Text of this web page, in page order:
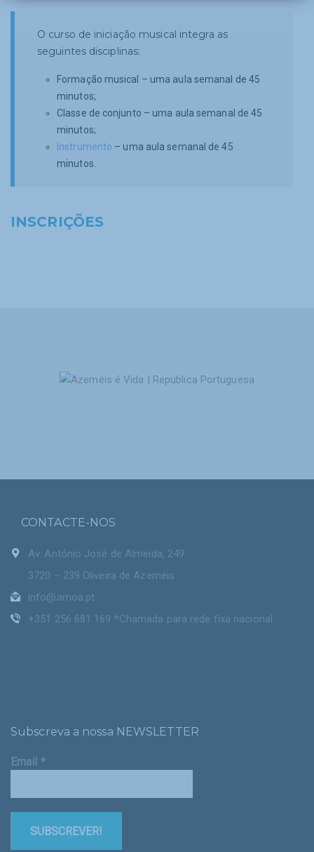
O curso de iniciação musical integra as
seguintes disciplinas:
Formação musical – uma aula semanal de 45
minutos;
Classe de conjunto – uma aula semanal de 45
minutos;
Instrumento – uma aula semanal de 45
minutos.
INSCRIÇÕES
CONTACTE-NOS
Av. António José de Almeida, 249
3720 – 239 Oliveira de Azeméis
info@amoa.pt
+351 256 681 169 *Chamada para rede fixa nacional
Subscreva a nossa NEWSLETTER
Email *